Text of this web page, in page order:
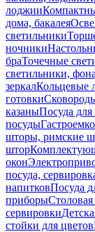
лоджии
дома, бакалея
светильники
ночники
браТочечные
светильники,
зеркалКольцевые
готовки
казаныПосуда
посуды
шторы, римские
штор
окон
посуда,
напитковПосуда
приборыСтоловая
сервировки
стойки для цветов